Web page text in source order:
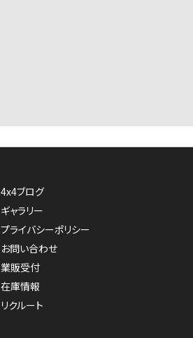
4x4ブログ
ギャラリー
プライバシーポリシー
お問い合わせ
業販受付
在庫情報
リクルート